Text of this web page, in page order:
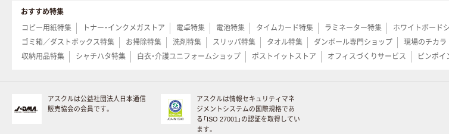
おすすめ特集
コピー用紙特集
トナー・インクメガストア 電卓特集 電池特集 タイムカード特集 ラミネーター特集 ホワイトボード
ゴミ箱／ダストボックス特集
お掃除特集 洗剤特集 スリッパ特集 タオル特集 ダンボール専門ショップ 現場のチカラ
収納用品特集
シャチハタ特集 白衣・介護ユニフォームショップ ポストイットストア オフィスづくりサービス ピンポイ
アスクルは公益社団法人日本通信
販売協会の会員です。
アスクルは情報セキュリティマネ
ジメントシステムの国際規格であ
る「ISO 27001」の認証を取得してい
ます。